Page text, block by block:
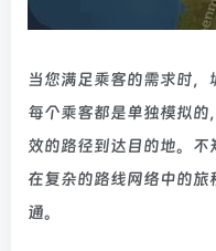
当您满足乘客的需求时，
每个乘客都是单独模拟
效的路径到达目的地。
在复杂的路线网络中的
通。